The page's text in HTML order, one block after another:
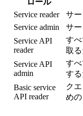
ロール
Service reader
サ
Service admin
サー
Service API
reader
す
取る
Service API
admin
す
する
Basic service
API reader
ク
めの